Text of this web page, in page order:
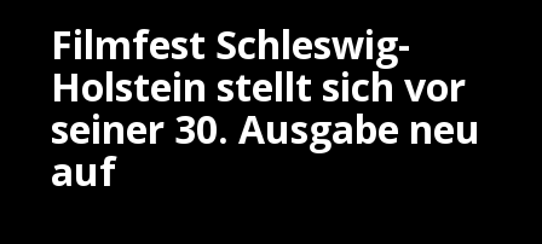
Filmfest Schleswig-
Holstein stellt sich vor
seiner 30. Ausgabe neu
auf